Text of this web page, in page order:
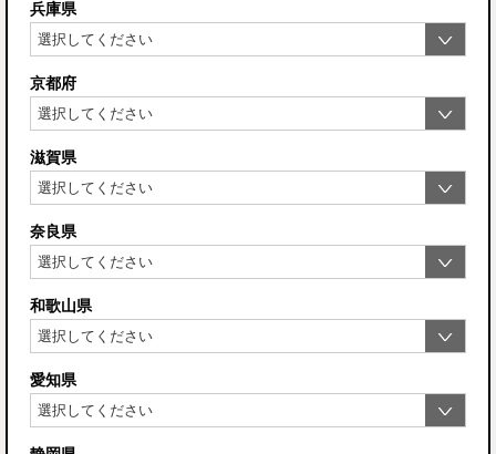
兵庫県
京都府
滋賀県
奈良県
和歌山県
愛知県